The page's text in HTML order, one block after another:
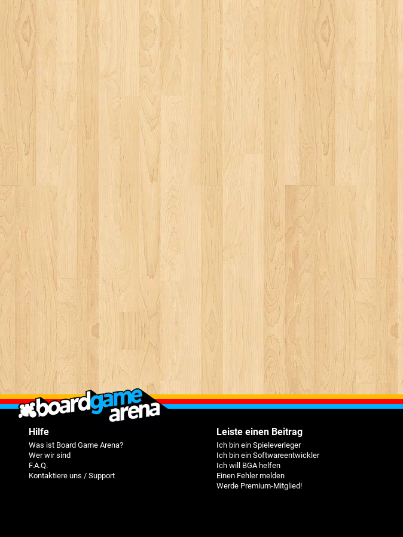
Hilfe
Was ist Board Game Arena?
Wer wir sind
F.A.Q.
Kontaktiere uns / Support
Leiste einen Beitrag
Ich bin ein Spieleverleger
Ich bin ein Softwareentwickler
Ich will BGA helfen
Einen Fehler melden
Werde Premium-Mitglied!